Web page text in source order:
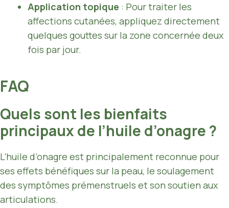
Application topique : Pour traiter les
affections cutanées, appliquez directement
quelques gouttes sur la zone concernée deux
fois par jour.
FAQ
Quels sont les bienfaits
principaux de l’huile d’onagre ?
L’huile d’onagre est principalement reconnue pour
ses effets bénéfiques sur la peau, le soulagement
des symptômes prémenstruels et son soutien aux
articulations.